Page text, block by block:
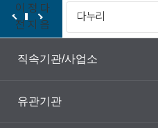
이
전
정
지
다
음
다누리
직속기관/사업소
유관기관